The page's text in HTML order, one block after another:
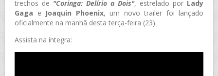
trechos de "Coringa: Delírio a Dois", estrelado por Lady
Gaga e Joaquin Phoenix, um novo trailer foi lançado
oficialmente na manhã desta terça-feira (23).
Assista na íntegra: